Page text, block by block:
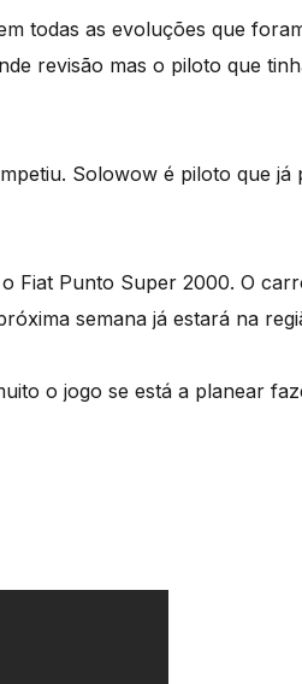
todas as evoluções que
revisão mas o piloto que
Solowow é piloto que já
Fiat Punto Super 2000. O
semana já estará na
o jogo se está a planear